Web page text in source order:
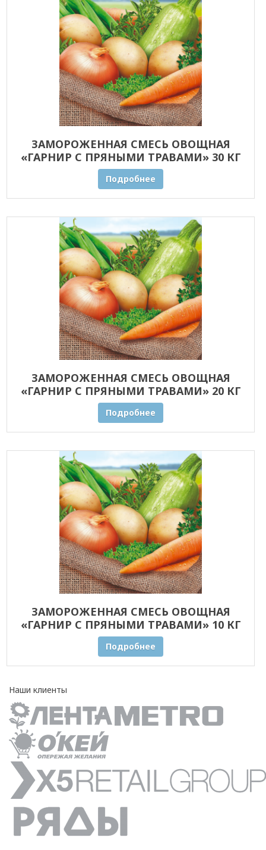
ЗАМОРОЖЕННАЯ СМЕСЬ ОВОЩНАЯ
«ГАРНИР С ПРЯНЫМИ ТРАВАМИ» 30 КГ
ОПТОМ
Подробнее
ЗАМОРОЖЕННАЯ СМЕСЬ ОВОЩНАЯ
«ГАРНИР С ПРЯНЫМИ ТРАВАМИ» 20 КГ
ОПТОМ
Подробнее
ЗАМОРОЖЕННАЯ СМЕСЬ ОВОЩНАЯ
«ГАРНИР С ПРЯНЫМИ ТРАВАМИ» 10 КГ
ОПТОМ
Подробнее
Наши клиенты